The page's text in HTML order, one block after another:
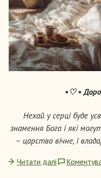
•♡ •
Нехай у серці буде
знамення Бога і які
– царство вічне, і
Читати далі